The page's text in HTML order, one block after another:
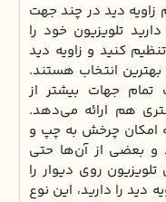
زاویه دید در چند جهت
تلویزیون خود را
کنید و زاویه دید
انتخاب هستند.
تمام جهات بیشتر از
هم ارائه می‌دهد.
امکان چرخش به چپ و
و بعضی از آن‌ها حتی
روی دیوار را
دید را دارید، این نوع